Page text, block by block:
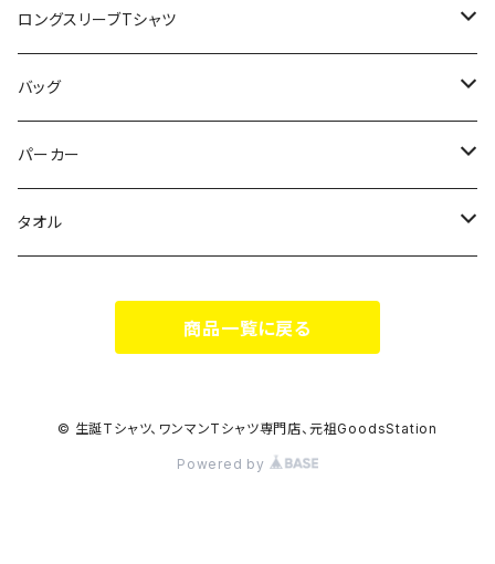
スポポポポニー
花いろは
Milky✳︎Sphene
シークレットシャノワール
思い出とプレゼント
ヒロイックニューシネマ
ロングスリーブTシャツ
HIGH HIGH BEAM
Milky✳︎Sphene
バッグ
サコッシュ
パーカー
スポポポポニー
タオル
Milky✳︎Sphene
商品一覧に戻る
© 生誕Tシャツ、ワンマンTシャツ専門店、元祖GoodsStation
Powered by